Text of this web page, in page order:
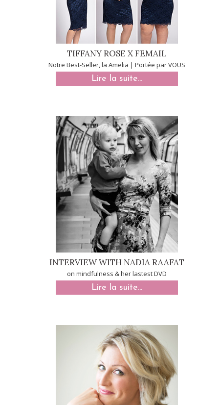
TIFFANY ROSE X FEMAIL
Notre Best-Seller, la Amelia | Portée par VOUS
Lire la suite...
INTERVIEW WITH NADIA RAAFAT
on mindfulness & her lastest DVD
Lire la suite...